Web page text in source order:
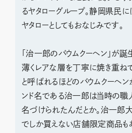
るヤタローグループ。静岡県民に
ヤタローとしてもおなじみです。
「治一郎のバウムクーヘン」が
薄くレアな層を丁寧に焼き重ね
と呼ばれるほどのバウムクーヘン
ンド名である治一郎は当時の
名づけられたんだとか。治一郎
でしか買えない店舗限定商品も